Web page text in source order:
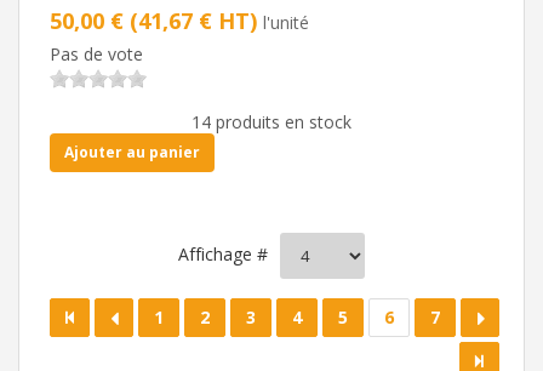
50,00 € (41,67 € HT) l'unité
Pas de vote
14 produits en stock
Ajouter au panier
Affichage #
1 2 3 4 5 6 7